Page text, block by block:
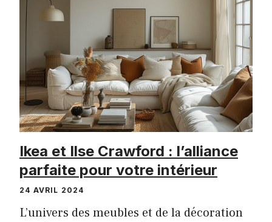
Ikea et Ilse Crawford : l’alliance
parfaite pour votre intérieur
24 AVRIL 2024
L’univers des meubles et de la décoration